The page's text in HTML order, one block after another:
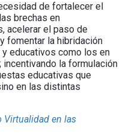
de fortalecer el
brechas en
acelerar el paso de
fomentar la hibridación
educativos como los en
la formulación
educativas que
en las distintas
Virtualidad en las